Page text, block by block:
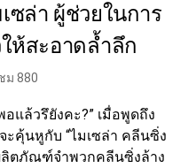
ซล่า ผู้ช่วยในการ
ห้สะอาดล้ำลึก
ม 880
แล้วรึยังคะ?” เมื่อพูดถึง
คุ้นหูกับ “ไมเซล่า คลีนซิ่ง
ลิตภัณฑ์จำพวกคลีนซิ่งล้าง